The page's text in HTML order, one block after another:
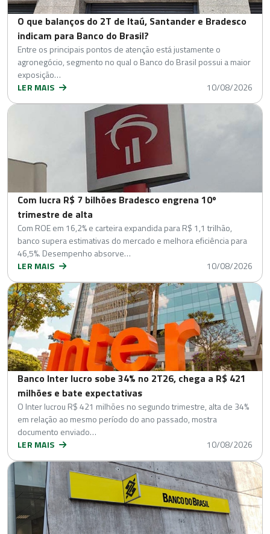
O que balanços do 2T de Itaú, Santander e Bradesco
indicam para Banco do Brasil?
Entre os principais pontos de atenção está justamente o
agronegócio, segmento no qual o Banco do Brasil possui a maior
exposição…
LER MAIS
10/08/2026
Com lucra R$ 7 bilhões Bradesco engrena 10º
trimestre de alta
Com ROE em 16,2% e carteira expandida para R$ 1,1 trilhão,
banco supera estimativas do mercado e melhora eficiência para
46,5%. Desempenho absorve…
LER MAIS
10/08/2026
Banco Inter lucro sobe 34% no 2T26, chega a R$ 421
milhões e bate expectativas
O Inter lucrou R$ 421 milhões no segundo trimestre, alta de 34%
em relação ao mesmo período do ano passado, mostra
documento enviado…
LER MAIS
10/08/2026